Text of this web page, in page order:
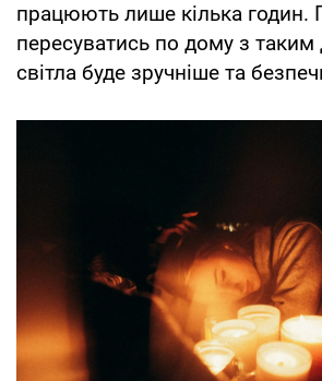
працюють лише кілька годин.
пересуватись по дому з
світла буде зручніше та